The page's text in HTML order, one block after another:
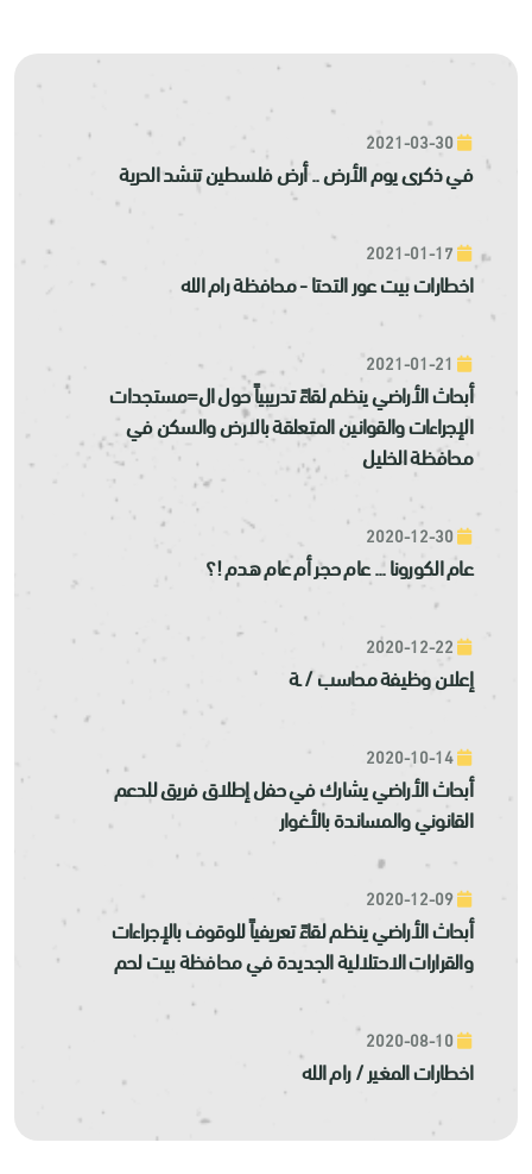
في ذكرى يوم الأرض .. أرض فلسطين تنشد الحرية
اخطارات بيت عور التحتا - محافظة رام الله
أبحاث الأراضي ينظم لقاءً تدريبياً حول ال=مستجدات
الإجراءات والقوانين المتعلقة بالارض والسكن في
محافظة الخليل
عام الكورونا ... عام حجر أم عام هدم !؟
إعلان وظيفة محاسب / ـة
أبحاث الأراضي يشارك في حفل إطلاق فريق للدعم
القانوني والمساندة بالأغوار
أبحاث الأراضي ينظم لقاءً تعريفياً للوقوف بالإجراءات
والقرارات الاحتلالية الجديدة في محافظة بيت لحم
اخطارات المغير / رام الله